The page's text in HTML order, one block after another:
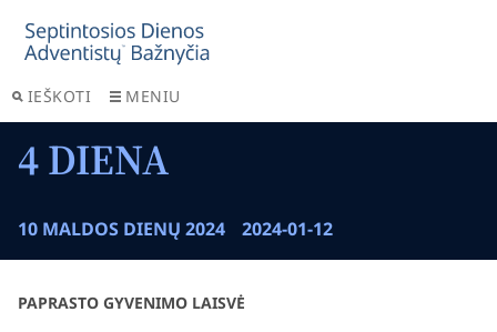
IEŠKOTI MENIU
4 DIENA
10 MALDOS DIENŲ 2024 2024-01-12
PAPRASTO GYVENIMO LAISVĖ